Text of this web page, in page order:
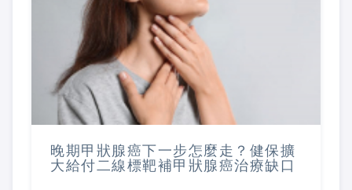
晚期甲狀腺癌下一步怎麼走？健保擴
大給付二線標靶補甲狀腺癌治療缺口